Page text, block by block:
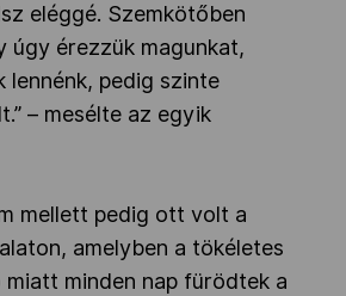
eléggé. Szemkötőben
úgy érezzük magunkat,
lennénk, pedig szinte
– mesélte az egyik
mellett pedig ott volt a
amelyben a tökéletes
minden nap fürödtek a